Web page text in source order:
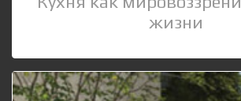
жизни